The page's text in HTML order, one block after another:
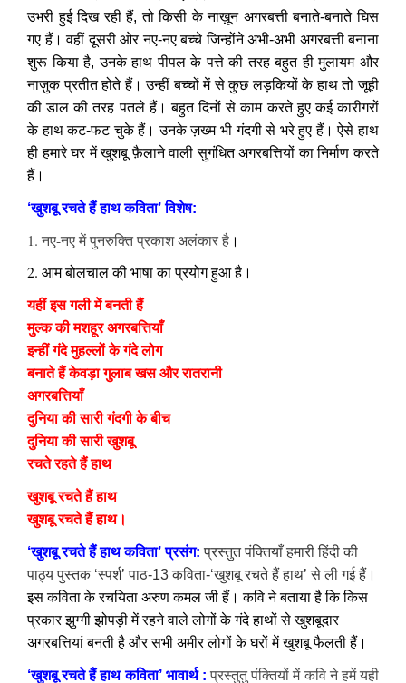
उभरी हुई दिख रही हैं, तो किसी के नाख़ून अगरबत्ती बनाते-बनाते घिस
गए हैं। वहीं दूसरी ओर नए-नए बच्चे जिन्होंने अभी-अभी अगरबत्ती बनाना
शुरू किया है, उनके हाथ पीपल के पत्ते की तरह बहुत ही मुलायम और
नाज़ुक प्रतीत होते हैं। उन्हीं बच्चों में से कुछ लड़कियों के हाथ तो जूही
की डाल की तरह पतले हैं। बहुत दिनों से काम करते हुए कई कारीगरों
के हाथ कट-फट चुके हैं। उनके ज़ख्म भी गंदगी से भरे हुए हैं। ऐसे हाथ
ही हमारे घर में खुशबू फ़ैलाने वाली सुगंधित अगरबत्तियों का निर्माण करते
हैं।
‘खुशबू रचते हैं हाथ कविता’ विशेष:
1. नए-नए में पुनरुक्ति प्रकाश अलंकार है ।
2. आम बोलचाल की भाषा का प्रयोग हुआ है।
यहीं इस गली में बनती हैं
मुल्क की मशहूर अगरबत्तियाँ
इन्हीं गंदे मुहल्लों के गंदे लोग
बनाते हैं केवड़ा गुलाब खस और रातरानी
अगरबत्तियाँ
दुनिया की सारी गंदगी के बीच
दुनिया की सारी खुशबू
रचते रहते हैं हाथ
खुशबू रचते हैं हाथ
खुशबू रचते हैं हाथ।
‘खुशबू रचते हैं हाथ कविता’ प्रसंग:प्रस्तुतपंक्तियाँ हमारी हिंदी की
पाठ्य पुस्तक ‘स्पर्श’ पाठ-13 कविता-‘खुशबू रचते हैं हाथ’ से ली गई हैं ।
इस कविता के रचयिता अरुण कमल जी हैं। कवि ने बताया है कि किस
प्रकार झुग्गी झोपड़ी में रहने वाले लोगों के गंदे हाथों से खुशबूदार
अगरबत्तियां बनती है और सभी अमीर लोगों के घरों में खुशबू फैलती हैं।
‘खुशबू रचते हैं हाथ कविता’ भावार्थ :प्रस्तुतु पंक्तियों में कवि ने हमें यही